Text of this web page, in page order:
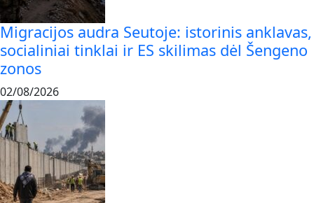
Migracijos audra Seutoje: istorinis anklavas,
socialiniai tinklai ir ES skilimas dėl Šengeno
zonos
02/08/2026